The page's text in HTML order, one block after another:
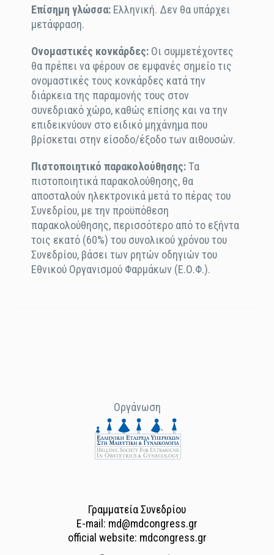
Επίσημη γλώσσα: Ελληνική. Δεν θα υπάρχει
μετάφραση.
Ονομαστικές κονκάρδες: Οι συμμετέχοντες
θα πρέπει να φέρουν σε εμφανές σημείο τις
ονομαστικές τους κονκάρδες κατά την
διάρκεια της παραμονής τους στον
συνεδριακό χώρο, καθώς επίσης και να την
επιδεικνύουν στο ειδικό μηχάνημα που
βρίσκεται στην είσοδο/έξοδο των αιθουσών.
Πιστοποιητικό παρακολούθησης:Τα
πιστοποιητικά παρακολούθησης, θα
αποσταλούν ηλεκτρονικά μετά το πέρας του
Συνεδρίου, με την προϋπόθεση
παρακολούθησης, περισσότερο από το εξήντα
τοις εκατό (60%) του συνολικού χρόνου του
Συνεδρίου, βάσει των ρητών οδηγιών του
Εθνικού Οργανισμού Φαρμάκων (Ε.Ο.Φ.).
Οργάνωση
Γραμματεία Συνεδρίου
E-mail: md@mdcongress.gr
official website: mdcongress.gr